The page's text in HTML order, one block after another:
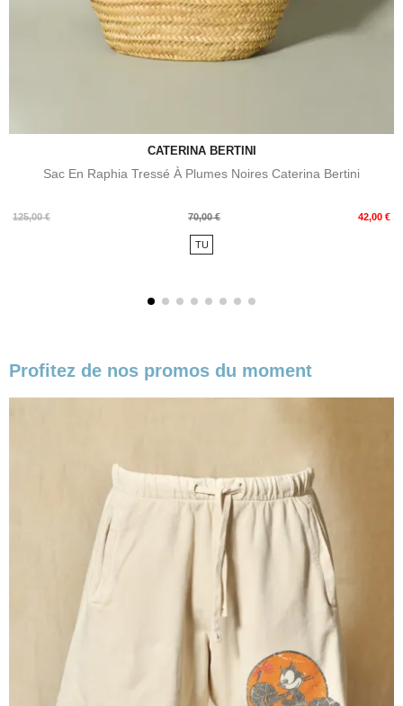
CATERINA BERTINI
Sac En Raphia Tressé À Plumes Noires Caterina Bertini
125,00 €
Prix
70,00 € 42,00 €
Prix
TU
Profitez de nos promos du moment